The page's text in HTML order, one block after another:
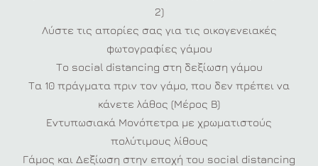
2)
Λύστε τις απορίες σας για τις οικογενειακές
φωτογραφίες γάμου
Το social distancing στη δεξίωση γάμου
Τα 10 πράγματα πριν τον γάμο, που δεν πρέπει να
κάνετε λάθος (Μέρος Β)
Εντυπωσιακά Μονόπετρα με χρωματιστούς
πολύτιμους λίθους
Γάμος και Δεξίωση στην εποχή του social distancing